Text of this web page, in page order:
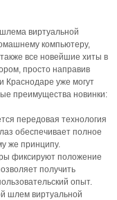
виртуальной
компьютеру,
все новейшие хиты в
просто направив
Краснодаре уже могут
преимущества новинки:
передовая технология
обеспечивает полное
же принципу.
фиксируют положение
получить
опыт.
шлем виртуальной